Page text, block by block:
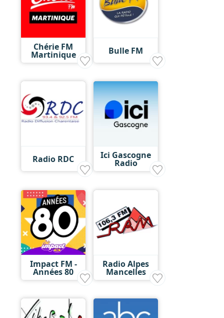
Chérie FM
Martinique Bulle FM
Radio RDC Ici Gascogne
Radio
Impact FM -
Années 80
Radio Alpes
Mancelles